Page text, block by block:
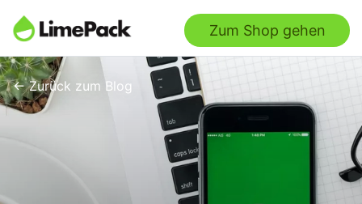
Zum Shop gehen
← Zurück zum Blog